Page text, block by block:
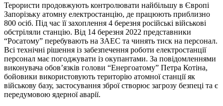
Терористи продовжують контролювати найбільшу в Європі
Запорізьку атомну електростанцію, де працюють приблизно
800 осіб. Під час її захоплення 4 березня російські військові
обстріляли станцію. Від 14 березня 2022 представники
“Росатому” перебувають на ЗАЕС та чинять тиск на персонал.
Всі технічні рішення із забезпечення роботи електростанції
персонал має погоджувати із окупантами. За повідомленнями
виконувача обов’язків голови “Енергоатому” Петра Котіна,
бойовики використовують територію атомної станції як
військову базу, застосування зброї створює загрозу безпеці та є
передумовою ядерної аварії.